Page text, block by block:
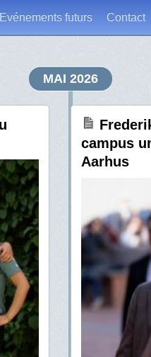
Evénements futurs Contact
MAI 2026
campus
Aarhus